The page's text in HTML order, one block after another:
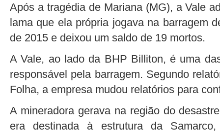
Após a tragédia de Mariana (MG), a Vale
lama que ela própria jogava na barragem
de 2015 e deixou um saldo de 19 mortos.
A Vale, ao lado da BHP Billiton, é uma
responsável pela barragem. Segundo
Folha, a empresa mudou relatórios para
A mineradora gerava na região do
era destinada à estrutura da